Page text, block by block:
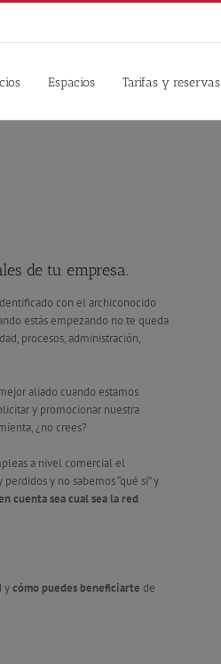
Espacios Tarifas y reservas
de tu empresa.
con el archiconocido
estás empezando no te queda
procesos, administración,
aliado cuando estamos
y promocionar nuestra
¿no crees?
a nivel comercial el
y no sabemos “qué sí” y
cuenta sea cual sea la red
ycómo puedes beneficiarte de